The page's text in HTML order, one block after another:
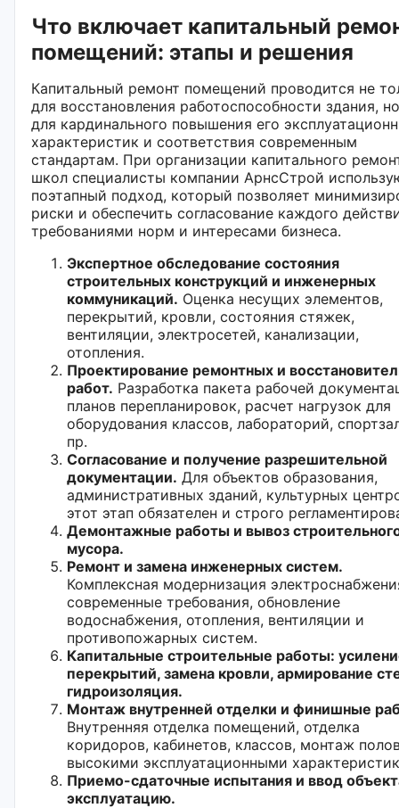
Что включает капитальный
помещений: этапы и решения
Капитальный ремонт помещений проводится не
для восстановления работоспособности здания,
для кардинального повышения его
характеристик и соответствия современным
стандартам. При организации капитального
школ специалисты компании АрнсСтрой
поэтапный подход, который позволяет
риски и обеспечить согласование каждого
требованиями норм и интересами бизнеса.
Экспертное обследование состояния
строительных конструкций и инженерных
коммуникаций. Оценка несущих элементов,
перекрытий, кровли, состояния стяжек,
вентиляции, электросетей, канализации,
отопления.
Проектирование ремонтных и
работ. Разработка пакета рабочей
планов перепланировок, расчет нагрузок для
оборудования классов, лабораторий,
пр.
Согласование и получение разрешительной
документации. Для объектов образования,
административных зданий, культурных
этот этап обязателен и строго
Демонтажные работы и вывоз
мусора.
Ремонт и замена инженерных систем.
Комплексная модернизация
современные требования, обновление
водоснабжения, отопления, вентиляции и
противопожарных систем.
Капитальные строительные работы:
перекрытий, замена кровли, армирование
гидроизоляция.
Монтаж внутренней отделки и финишные
Внутренняя отделка помещений, отделка
коридоров, кабинетов, классов, монтаж
высокими эксплуатационными
Приемо-сдаточные испытания и ввод
эксплуатацию.